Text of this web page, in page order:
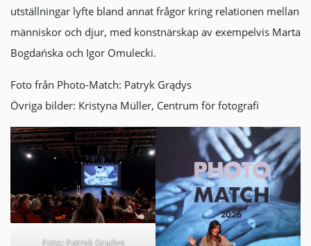
utställningar lyfte bland annat frågor kring relationen mellan
människor och djur, med konstnärskap av exempelvis Marta
Bogdańska och Igor Omulecki.
Foto från Photo-Match: Patryk Grądys
Övriga bilder: Kristyna Müller, Centrum för fotografi
Foto: Patryk Grądys